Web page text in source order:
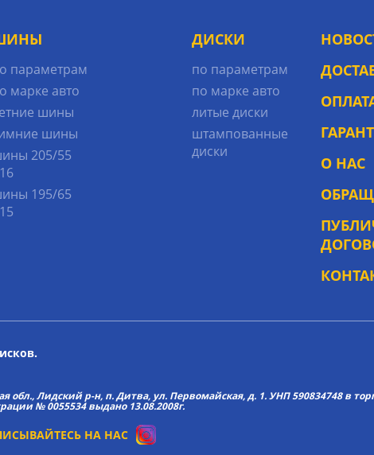
параметрам
марке авто
шины
шины
205/55
195/65
ДИСКИ
по параметрам
по марке авто
литые диски
штампованные
диски
О НАС
обл., Лидский р-н, п. Дитва, ул. Первомайская, д. 1. УНП 590834748 в
№ 0055534 выдано 13.08.2008г.
НА НАС